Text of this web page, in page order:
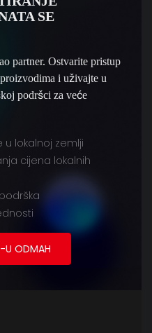
SE
partner. Ostvarite pristup
i uživajte u
podršci za veće
u lokalnoj zemlji
cijena lokalnih
U ODMAH